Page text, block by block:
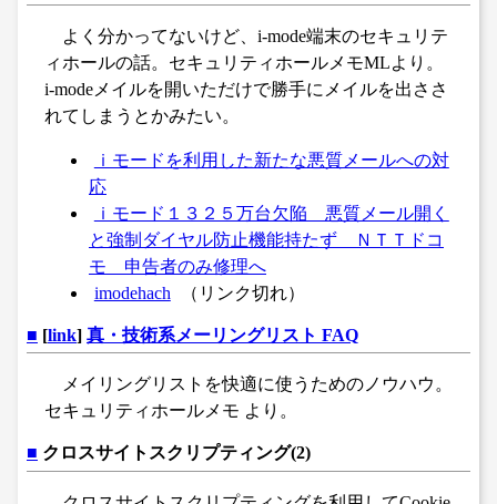
よく分かってないけど、i-mode端末のセキュリテ
ィホールの話。セキュリティホールメモMLより。
i-modeメイルを開いただけで勝手にメイルを出ささ
れてしまうとかみたい。
ｉモードを利用した新たな悪質メールへの対
応
ｉモード１３２５万台欠陥 悪質メール開く
と強制ダイヤル防止機能持たず ＮＴＴドコ
モ 申告者のみ修理へ
imodehach
（リンク切れ）
■ [link] 真・技術系メーリングリスト FAQ
メイリングリストを快適に使うためのノウハウ。
セキュリティホールメモ より。
■ クロスサイトスクリプティング(2)